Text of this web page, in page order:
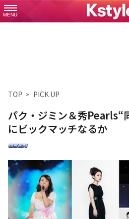
MENU
TOP PICK UP
パク・ジミン＆秀Pearls“
にビックマッチなるか